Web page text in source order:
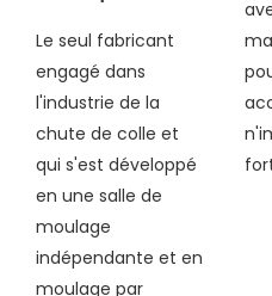
Le seul fabricant
engagé dans
l'industrie de la
chute de colle et
qui s'est développé
en une salle de
moulage
indépendante et en
moulage par